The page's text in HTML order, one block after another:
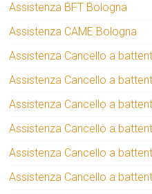
Assistenza BFT Bologna
Assistenza CAME Bologna
Assistenza Cancello a
Assistenza Cancello a
Assistenza Cancello a
Assistenza Cancello a
Assistenza Cancello a
Assistenza Cancello a